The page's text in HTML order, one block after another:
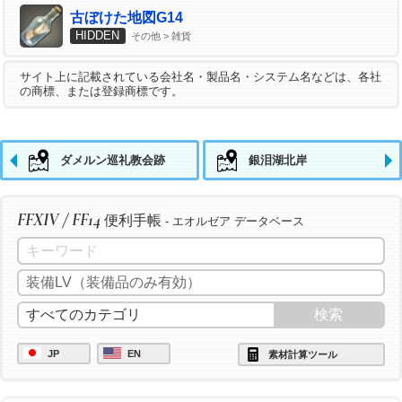
古ぼけた地図G14
HIDDEN その他 > 雑貨
サイト上に記載されている会社名・製品名・システム名などは、各社
の商標、または登録商標です。
ダメルン巡礼教会跡 銀泪湖北岸
FFXIV / FF14 便利手帳 - エオルゼア データベース
JP EN 素材計算ツール